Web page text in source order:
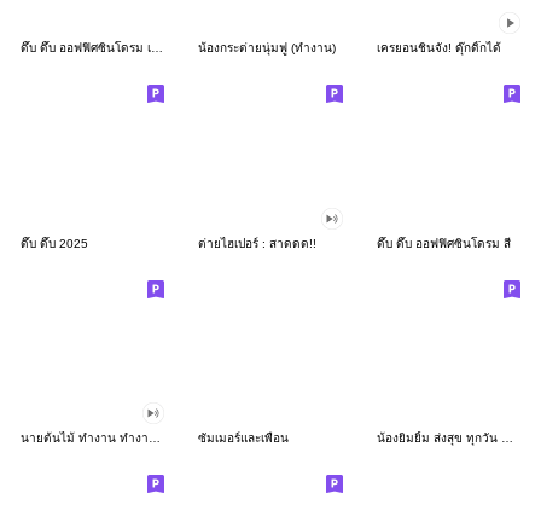
ดึ๊บ ดึ๊บ ออฟฟิศซินโดรม เก้า น้องกระต่ายนุ่มฟู (ทำงาน) เครยอนชินจัง! ดุ๊กดิ๊กได้
ดึ๊บ ดึ๊บ 2025 ต่ายไฮเปอร์ : สาดดด!! ดึ๊บ ดึ๊บ ออฟฟิศซินโดรม สี่
ซัมเมอร์และเพื่อน